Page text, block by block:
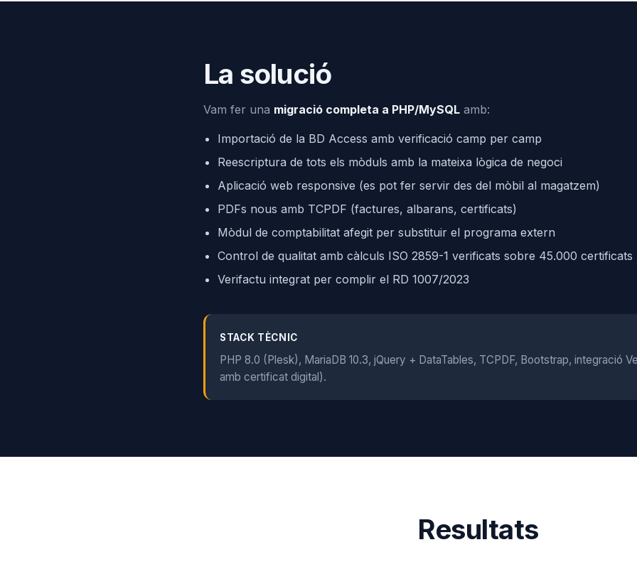
La solució
Vam fer una migració completa a PHP/MySQL amb:
Importació de la BD Access amb verificació camp per camp
Reescriptura de tots els mòduls amb la mateixa lògica de negoci
Aplicació web responsive (es pot fer servir des del mòbil al magatzem)
PDFs nous amb TCPDF (factures, albarans, certificats)
Mòdul de comptabilitat afegit per substituir el programa extern
Control de qualitat amb càlculs ISO 2859-1 verificats sobre 45.000 certificats
Verifactu integrat per complir el RD 1007/2023
STACK TÈCNIC
PHP 8.0 (Plesk), MariaDB 10.3, jQuery + DataTables, TCPDF, Bootstrap, integració
amb certificat digital).
Resultats